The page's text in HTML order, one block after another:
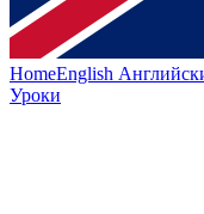
HomeEnglish
Уроки